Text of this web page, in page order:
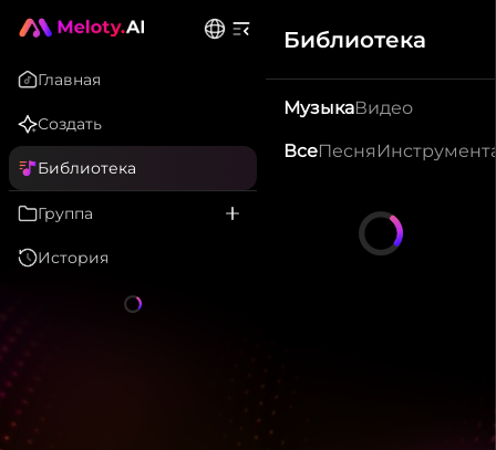
Главная
Создать
Библиотека
Группа
История
Библиотека
МузыкаВидео
ВсеПесня